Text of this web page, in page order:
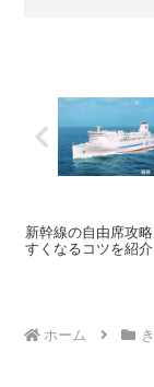
新幹線の自由席攻
すくなるコツを紹介
ホーム